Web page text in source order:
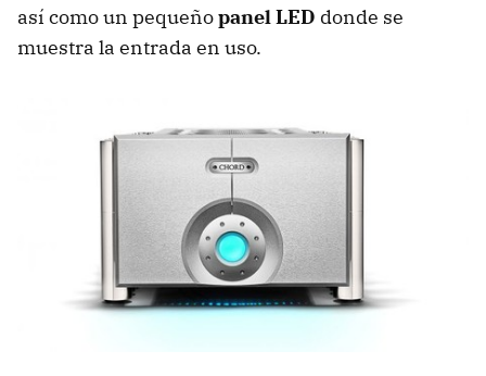
así como un pequeñopanel LED donde se
muestra la entrada en uso.